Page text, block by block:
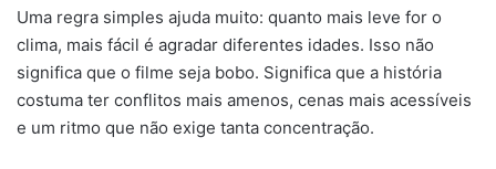
Uma regra simples ajuda muito: quanto mais leve for o
clima, mais fácil é agradar diferentes idades. Isso não
significa que o filme seja bobo. Significa que a história
costuma ter conflitos mais amenos, cenas mais acessíveis
e um ritmo que não exige tanta concentração.